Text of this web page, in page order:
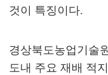
것이 특징이다.
경상북도농업기술
도내 주요 재배 적